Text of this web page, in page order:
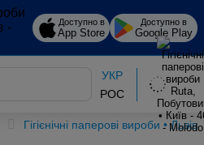
Доступно в
App Store
Доступно в
Google Play
УКР
РОС
Гігієнічні паперові вироби • Львів